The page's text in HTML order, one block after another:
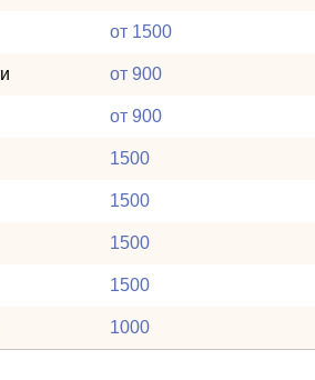
от 1500
от 900
от 900
1500
1500
1500
1500
1000